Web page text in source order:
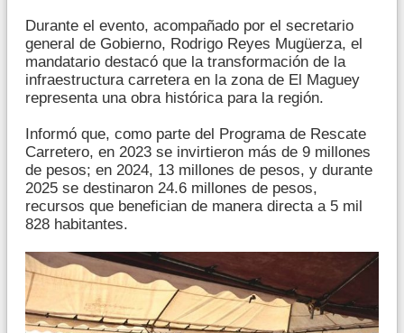
Durante el evento, acompañado por el secretario
general de Gobierno, Rodrigo Reyes Mugüerza, el
mandatario destacó que la transformación de la
infraestructura carretera en la zona de El Maguey
representa una obra histórica para la región.
Informó que, como parte del Programa de Rescate
Carretero, en 2023 se invirtieron más de 9 millones
de pesos; en 2024, 13 millones de pesos, y durante
2025 se destinaron 24.6 millones de pesos,
recursos que benefician de manera directa a 5 mil
828 habitantes.